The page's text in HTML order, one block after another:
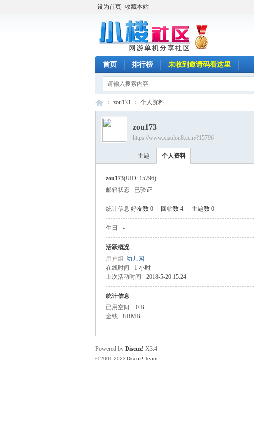
设为首页 收藏本站
首页 排行榜 未收到邀请码看这里
›
zou173 个人资料
zou173
https://www.xiaolou8.com/?15796
主题 个人资料
zou173(UID: 15796)
邮箱状态
已验证
统计信息 好友数 0 回帖数 4 主题数 0
生日 -
活跃概况
用户组 幼儿园
在线时间
1 小时
上次活动时间
2018-5-20 15:24
统计信息
已用空间
0 B
金钱
8 RMB
Powered by Discuz! X3.4
© 2001-2023 Discuz! Team